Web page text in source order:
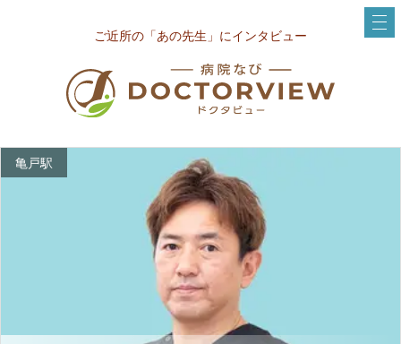
ご近所の「あの先生」にインタビュー
亀戸駅